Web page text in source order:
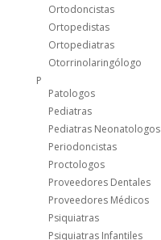
Ortodoncistas
Ortopedistas
Ortopediatras
Otorrinolaringólogo
P
Patologos
Pediatras
Pediatras Neonatologos
Periodoncistas
Proctologos
Proveedores Dentales
Proveedores Médicos
Psiquiatras
Psiquiatras Infantiles